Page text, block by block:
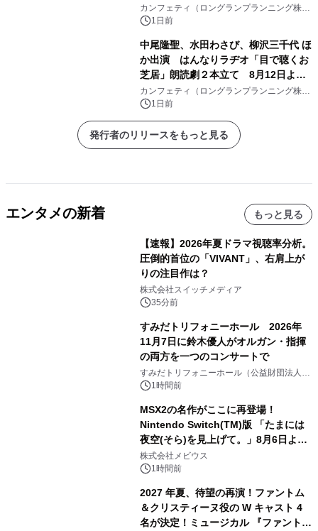
『第4回 堀口はしのお話の会』チケッ
ト発売中
カンフェティ（ロングランプランニング株式
会社）
1日前
中尾隆聖、水田わさび、柳沢三千代 ほ
か出演 はんなりラヂオ「目で聴くお
芝居」朗読劇２本立て 8月12日より
赤坂RED/THEATERにて上演
カンフェティ（ロングランプランニング株式
会社）
1日前
発行者のリリースをもっと見る
エンタメの新着 もっと見る
【速報】2026年夏ドラマ視聴率分析。
圧倒的首位の「VIVANT」、右肩上が
りの注目作は？
株式会社スイッチメディア
35分前
すみだトリフォニーホール 2026年
11月7日に鈴木優人がオルガン・指揮
の両方を一つのコンサートで
すみだトリフォニーホール（公益財団法人墨
田区文化振興財団）
1時間前
MSX2の名作がここに再登場！
Nintendo Switch(TM)版 「たまには
夜空(そら)を見上げて。」8月6日より
配信開始！
株式会社メビウス
1時間前
2027 年夏、待望の再演！ファントム
＆クリスティーヌ役の W キャスト 4
名が決定！ミュージカル 『ファント